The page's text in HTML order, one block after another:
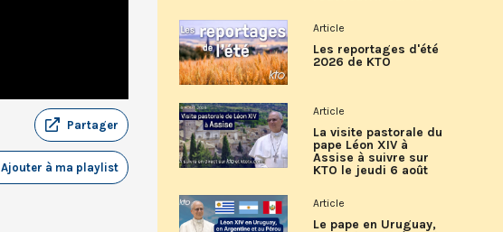
Partager
Ajouter à ma playlist
Article
Les reportages d'été
2026 de KTO
Article
La visite pastorale du
pape Léon XIV à
Assise à suivre sur
KTO le jeudi 6 août
Article
Le pape en Uruguay,